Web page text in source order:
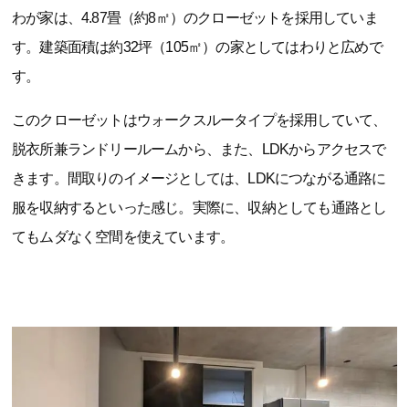
わが家は、4.87畳（約8㎡）のクローゼットを採用していま
す。建築面積は約32坪（105㎡）の家としてはわりと広めで
す。
このクローゼットはウォークスルータイプを採用していて、
脱衣所兼ランドリールームから、また、LDKからアクセスで
きます。間取りのイメージとしては、LDKにつながる通路に
服を収納するといった感じ。実際に、収納としても通路とし
てもムダなく空間を使えています。